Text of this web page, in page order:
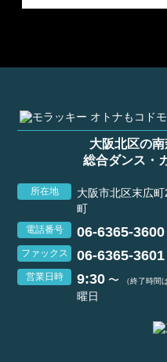
大阪北区の
総合ダンス・
所在地
大阪市北区末広
町
電話番号 06-6365-3600
ファックス 06-6365-3601
営業日時 9:30 〜 （終了時間
曜日